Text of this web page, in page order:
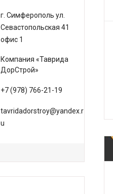
г. Симферополь ул.
Севастопольская 41
офис 1
Компания «Таврида
ДорСтрой»
+7 (978) 766-21-19
tavridadorstroy@yandex.r
u